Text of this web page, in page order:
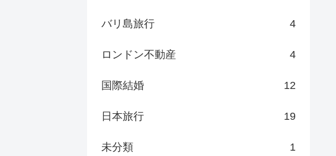
バリ島旅行 4
ロンドン不動産 4
国際結婚 12
日本旅行 19
未分類 1